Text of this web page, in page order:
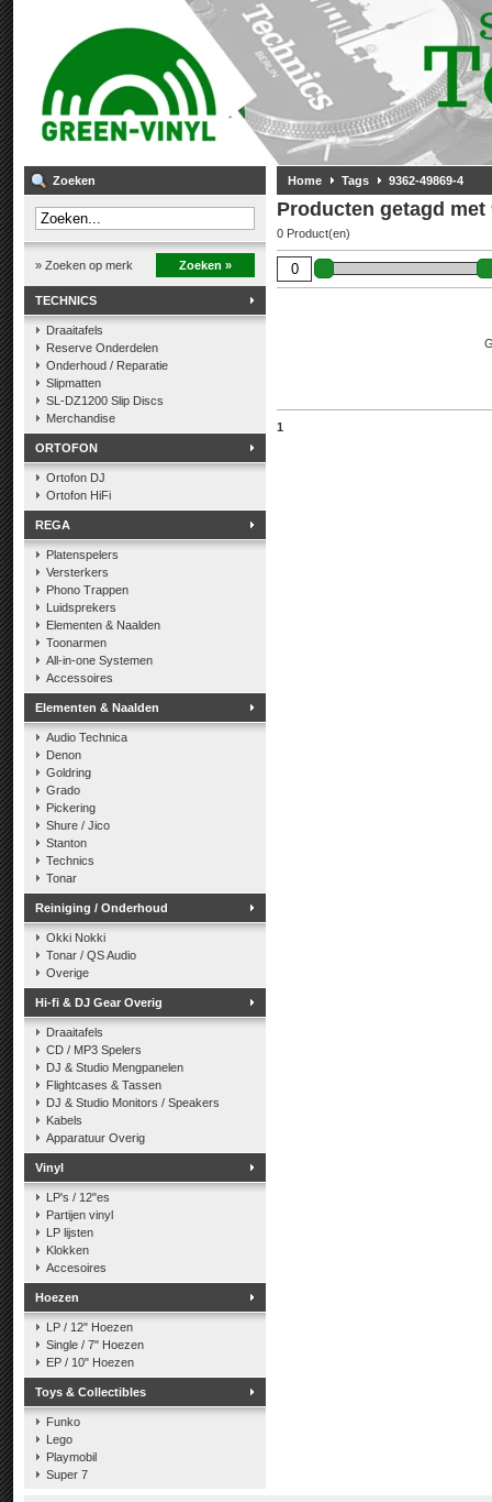
Zoeken
» Zoeken op merk Zoeken »
TECHNICS
Draaitafels
Reserve Onderdelen
Onderhoud / Reparatie
Slipmatten
SL-DZ1200 Slip Discs
Merchandise
ORTOFON
Ortofon DJ
Ortofon HiFi
REGA
Platenspelers
Versterkers
Phono Trappen
Luidsprekers
Elementen & Naalden
Toonarmen
All-in-one Systemen
Accessoires
Elementen & Naalden
Audio Technica
Denon
Goldring
Grado
Pickering
Shure / Jico
Stanton
Technics
Tonar
Reiniging / Onderhoud
Okki Nokki
Tonar / QS Audio
Overige
Hi-fi & DJ Gear Overig
Draaitafels
CD / MP3 Spelers
DJ & Studio Mengpanelen
Flightcases & Tassen
DJ & Studio Monitors / Speakers
Kabels
Apparatuur Overig
Vinyl
LP's / 12"es
Partijen vinyl
LP lijsten
Klokken
Accesoires
Hoezen
LP / 12" Hoezen
Single / 7" Hoezen
EP / 10" Hoezen
Toys & Collectibles
Funko
Lego
Playmobil
Super 7
Home Tags 9362-49869-4
Producten getagd met
0 Product(en)
1